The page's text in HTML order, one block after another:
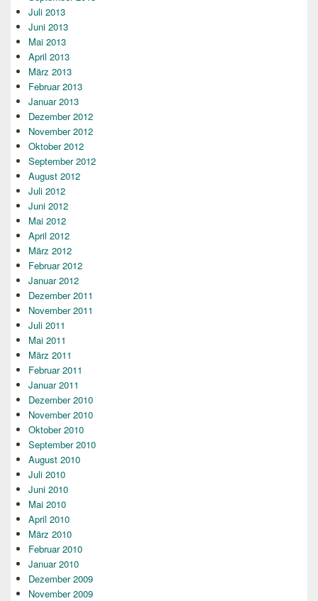
Juli 2013
Juni 2013
Mai 2013
April 2013
März 2013
Februar 2013
Januar 2013
Dezember 2012
November 2012
Oktober 2012
September 2012
August 2012
Juli 2012
Juni 2012
Mai 2012
April 2012
März 2012
Februar 2012
Januar 2012
Dezember 2011
November 2011
Juli 2011
Mai 2011
März 2011
Februar 2011
Januar 2011
Dezember 2010
November 2010
Oktober 2010
September 2010
August 2010
Juli 2010
Juni 2010
Mai 2010
April 2010
März 2010
Februar 2010
Januar 2010
Dezember 2009
November 2009